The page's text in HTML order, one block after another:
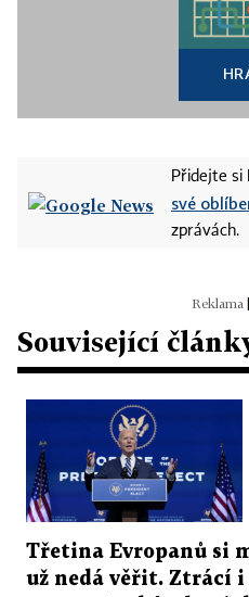
Přidejte si
své
zprávách.
Související
Třetina Evropanů si
už nedá věřit. Ztrácí